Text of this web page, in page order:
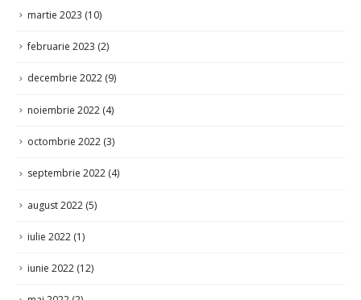
februarie 2023 (2)
decembrie 2022(9)
noiembrie 2022(4)
octombrie 2022
septembrie 2022(4)
august 2022 (5)
iunie 2022
mai 2022(2)
aprilie 2022(3)